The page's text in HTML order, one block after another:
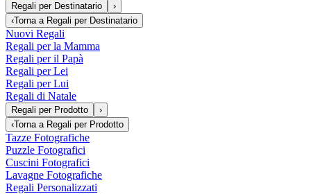
Regali per Destinatario
›
‹Torna a Regali per Destinatario
Nuovi Regali
Regali per la Mamma
Regali per il Papà
Regali per Lei
Regali per Lui
Regali di Natale
Regali per Prodotto
›
‹Torna a Regali per Prodotto
Tazze Fotografiche
Puzzle Fotografici
Cuscini Fotografici
Lavagne Fotografiche
Regali Personalizzati